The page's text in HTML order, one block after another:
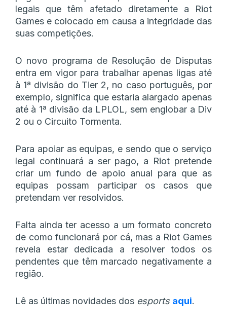
legais que têm afetado diretamente a Riot
Games e colocado em causa a integridade das
suas competições.
O novo programa de Resolução de Disputas
entra em vigor para trabalhar apenas ligas até
à 1ª divisão do Tier 2, no caso português, por
exemplo, significa que estaria alargado apenas
até à 1ª divisão da LPLOL, sem englobar a Div
2 ou o Circuito Tormenta.
Para apoiar as equipas, e sendo que o serviço
legal continuará a ser pago, a Riot pretende
criar um fundo de apoio anual para que as
equipas possam participar os casos que
pretendam ver resolvidos.
Falta ainda ter acesso a um formato concreto
de como funcionará por cá, mas a Riot Games
revela estar dedicada a resolver todos os
pendentes que têm marcado negativamente a
região.
Lê as últimas novidades dos esports aqui.